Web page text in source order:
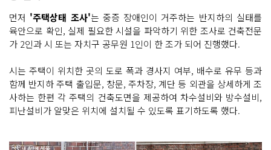
먼저 '주택상태 조사'는 중증 장애인이 거주하는 반지하의 실태를
육안으로 확인, 실제 필요한 시설을 파악하기 위한 조사로 건축전문
가 2인과 시 또는 자치구 공무원 1인이 한 조가 되어 진행했다.
시는 주택이 위치한 곳의 도로 폭과 경사지 여부, 배수로 유무 등과
함께 반지하 주택 출입문, 창문, 주차장, 계단 등 외관을 상세하게 조
사하는 한편 각 주택의 건축도면을 제공하여 차수설비와 방수설비,
피난설비가 알맞은 위치에 설치될 수 있도록 표기하도록 했다.